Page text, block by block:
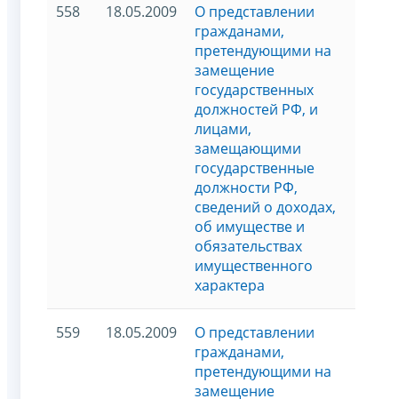
558 18.05.2009
О представлении
гражданами,
претендующими на
замещение
государственных
должностей РФ, и
лицами,
замещающими
государственные
должности РФ,
сведений о доходах,
об имуществе и
обязательствах
имущественного
характера
559 18.05.2009
О представлении
гражданами,
претендующими на
замещение